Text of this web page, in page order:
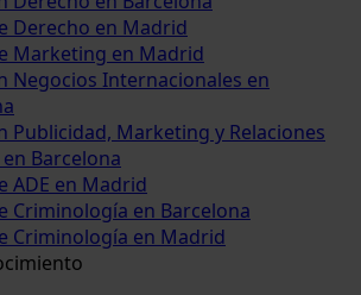
Derecho en Madrid
Marketing en Madrid
Negocios Internacionales en
Publicidad, Marketing y Relaciones
Barcelona
ADE en Madrid
Criminología en Barcelona
Criminología en Madrid